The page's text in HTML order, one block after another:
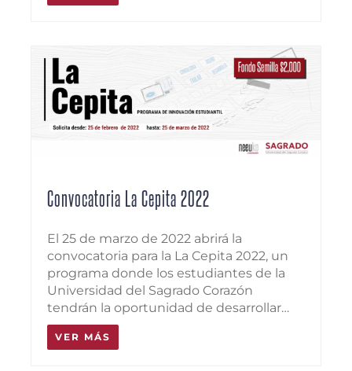
Convocatoria La Cepita 2022
El 25 de marzo de 2022 abrirá la
convocatoria para la La Cepita 2022, un
programa donde los estudiantes de la
Universidad del Sagrado Corazón
tendrán la oportunidad de desarrollar…
VER MÁS